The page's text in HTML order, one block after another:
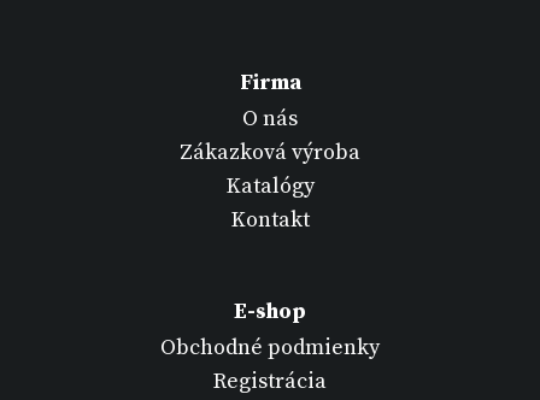
Firma
O nás
Zákazková výroba
Katalógy
Kontakt
E-shop
Obchodné podmienky
Registrácia